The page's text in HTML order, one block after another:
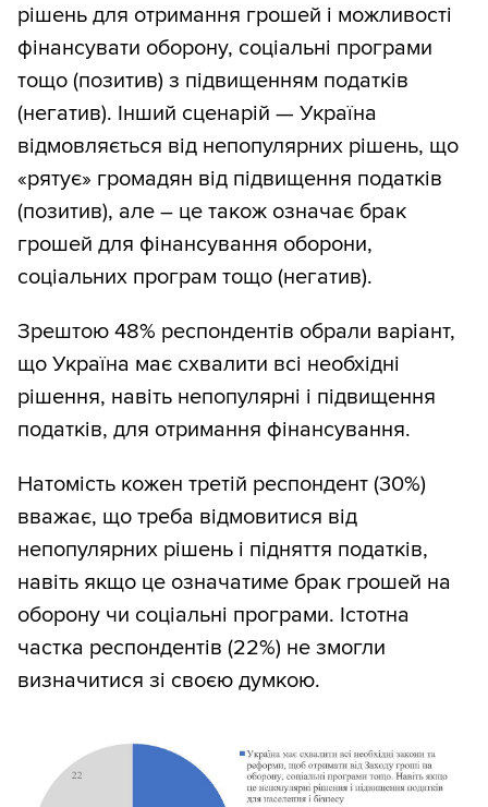
рішень для отримання грошей і можливості
фінансувати оборону, соціальні програми
тощо (позитив) з підвищенням податків
(негатив). Інший сценарій — Україна
відмовляється від непопулярних рішень, що
«рятує» громадян від підвищення податків
(позитив), але – це також означає брак
грошей для фінансування оборони,
соціальних програм тощо (негатив).
Зрештою 48% респондентів обрали варіант,
що Україна має схвалити всі необхідні
рішення, навіть непопулярні і підвищення
податків, для отримання фінансування.
Натомість кожен третій респондент (30%)
вважає, що треба відмовитися від
непопулярних рішень і підняття податків,
навіть якщо це означатиме брак грошей на
оборону чи соціальні програми. Істотна
частка респондентів (22%) не змогли
визначитися зі своєю думкою.